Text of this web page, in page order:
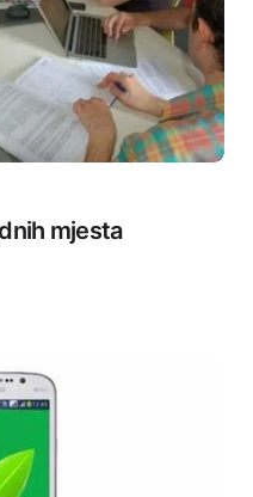
mjesta